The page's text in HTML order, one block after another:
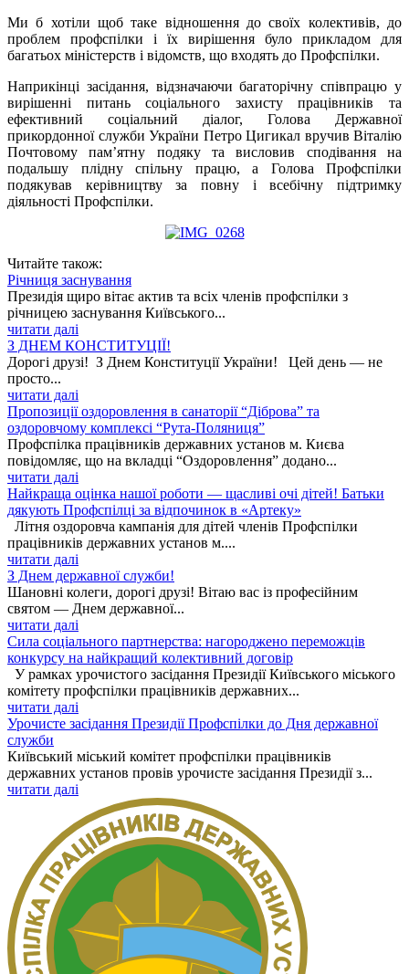
Ми б хотіли щоб таке відношення до своїх колективів, до
проблем профспілки і їх вирішення було прикладом для
багатьох міністерств і відомств, що входять до Профспілки.
Наприкінці засідання, відзначаючи багаторічну співпрацю у
вирішенні питань соціального захисту працівників та
ефективний соціальний діалог, Голова Державної
прикордонної служби України Петро Цигикал вручив Віталію
Почтовому пам’ятну подяку та висловив сподівання на
подальшу плідну спільну працю, а Голова Профспілки
подякував керівництву за повну і всебічну підтримку
діяльності Профспілки.
Читайте також:
Річниця заснування
Президія щиро вітає актив та всіх членів профспілки з
річницею заснування Київського...
читати далі
З ДНЕМ КОНСТИТУЦІЇ!
Дорогі друзі! З Днем Конституції України! Цей день — не
просто...
читати далі
Пропозиції оздоровлення в санаторії “Діброва” та
оздоровчому комплексі “Рута-Поляниця”
Профспілка працівників державних установ м. Києва
повідомляє, що на вкладці “Оздоровлення” додано...
читати далі
Найкраща оцінка нашої роботи — щасливі очі дітей! Батьки
дякують Профспілці за відпочинок в «Артеку»
Літня оздоровча кампанія для дітей членів Профспілки
працівників державних установ м....
читати далі
З Днем державної служби!
Шановні колеги, дорогі друзі! Вітаю вас із професійним
святом — Днем державної...
читати далі
Сила соціального партнерства: нагороджено переможців
конкурсу на найкращий колективний договір
У рамках урочистого засідання Президії Київського міського
комітету профспілки працівників державних...
читати далі
Урочисте засідання Президії Профспілки до Дня державної
служби
Київський міський комітет профспілки працівників
державних установ провів урочисте засідання Президії з...
читати далі